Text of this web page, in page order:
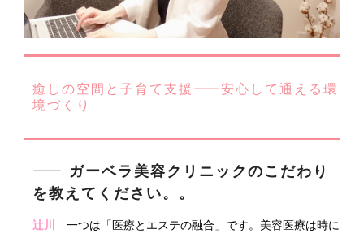
癒しの空間と子育て支援——安心して通える環
境づくり
―― ガーベラ美容クリニックのこだわり
を教えてください。。
辻川
一つは「医療とエステの融合」です。美容医療は時に